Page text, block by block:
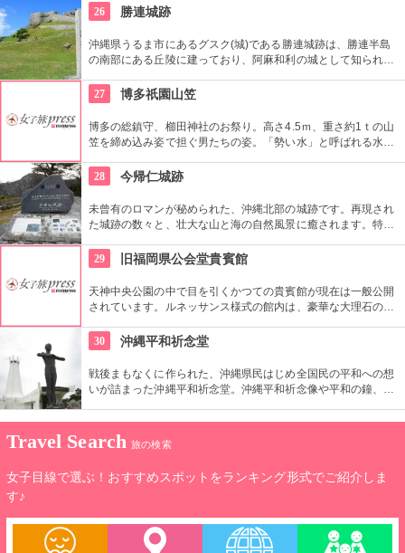
いしてしまいそう。筆塚があり、書道の神ともいわれていま
す。
26 勝連城跡
沖縄県うるま市にあるグスク(城)である勝連城跡は、勝連半島
の南部にある丘陵に建っており、阿麻和利の城として知られて
づくので、歩きやすい靴で行こう。
27 博多祇園山笠
博多の総鎮守、櫛田神社のお祭り。高さ4.5ｍ、重さ約1ｔの山
笠を締め込み姿で担ぐ男たちの姿。「勢い水」と呼ばれる水を
28
今帰仁城跡
未曾有のロマンが秘められた、沖縄北部の城跡です。再現され
た城跡の数々と、壮大な山と海の自然風景に癒されます。特に
29
旧福岡県公会堂貴賓館
天神中央公園の中で目を引くかつての貴賓館が現在は一般公開
されています。ルネッサンス様式の館内は、豪華な大理石の暖
るだけで豪華な気分にさせてくれます。
30 沖縄平和祈念堂
戦後まもなくに作られた、沖縄県民はじめ全国民の平和への想
いが詰まった沖縄平和祈念堂。沖縄平和祈念像や平和の鐘、ま
Travel Search 旅の検索
女子目線で選ぶ！おすすめスポットをランキング形式でご紹介しま
す♪